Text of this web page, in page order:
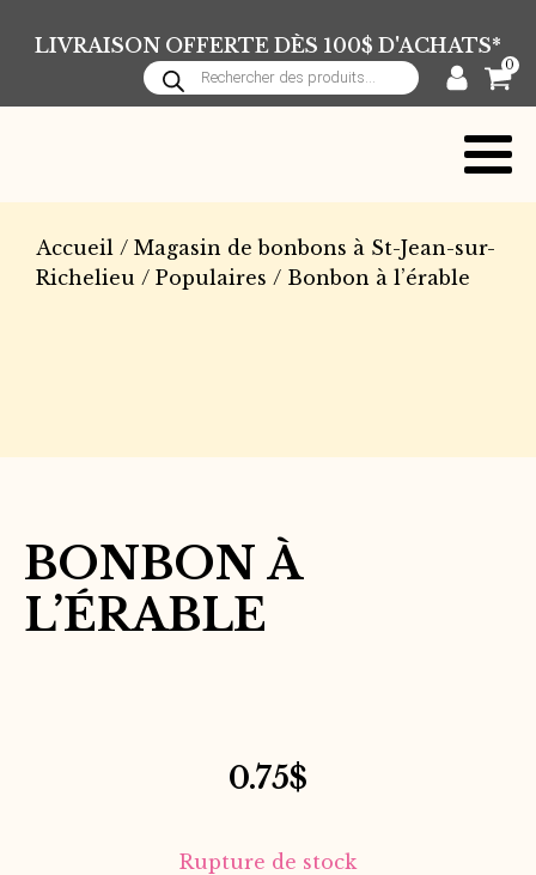
LIVRAISON OFFERTE DÈS 100$ D'ACHATS*
Recherche
de
0
Accueil / Magasin de bonbons à St-Jean-sur-
Richelieu / Populaires / Bonbon à l’érable
BONBON À
L’ÉRABLE
0.75$
Rupture de stock